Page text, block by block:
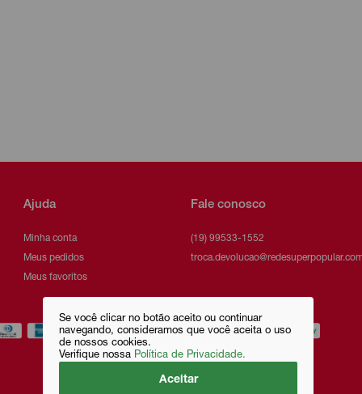
Se você clicar no botão aceito ou continuar
navegando, consideramos que você aceita o uso
de nossos cookies.
Verifique nossa Política de Privacidade.
Aceitar
Ajuda
Minha conta
Meus pedidos
Meus favoritos
Fale conosco
(19) 99533-1552